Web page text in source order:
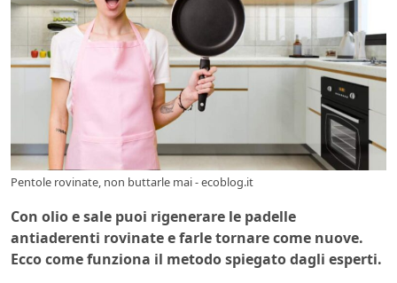
Pentole rovinate, non buttarle mai - ecoblog.it
Con olio e sale puoi rigenerare le padelle
antiaderenti rovinate e farle tornare come nuove.
Ecco come funziona il metodo spiegato dagli esperti.